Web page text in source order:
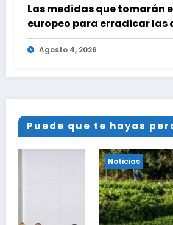
Las medidas que tomarán
europeo para erradicar las
Agosto 4, 2026
Puede que te hayas